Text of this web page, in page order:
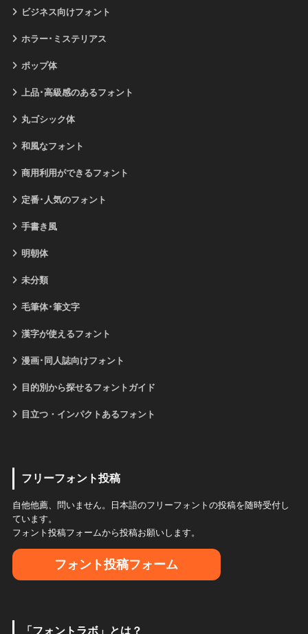
ビジネス向けフォント
ホラー･ミステリアス
ポップ体
上品･高級感のあるフォント
丸ゴシック体
和風なフォント
商用利用ができるフォント
定番･人気のフォント
手書き風
明朝体
未分類
毛筆体･筆文字
漢字が使えるフォント
漫画･同人誌向けフォント
目的別から探せるフォントガイド
目立つ・インパクトあるフォント
フリーフォント投稿
自他他薦、問いません。日本語のフリーフォントの投稿を随時受付し
ています。
フォント投稿フォームから投稿お願いします。
フォント投稿フォーム
「フォントラボ」とは？